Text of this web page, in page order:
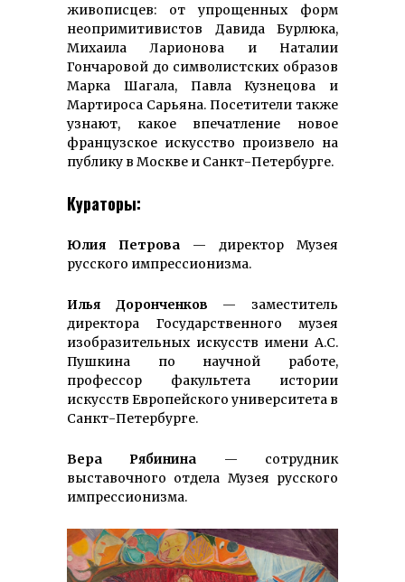
живописцев: от упрощенных форм
неопримитивистов Давида Бурлюка,
Михаила Ларионова и Наталии
Гончаровой до символистских образов
Марка Шагала, Павла Кузнецова и
Мартироса Сарьяна. Посетители также
узнают, какое впечатление новое
французское искусство произвело на
публику в Москве и Санкт-Петербурге.
Кураторы:
Юлия Петрова — директор Музея
русского импрессионизма.
Илья Доронченков — заместитель
директора Государственного музея
изобразительных искусств имени А.С.
Пушкина по научной работе,
профессор факультета истории
искусств Европейского университета в
Санкт-Петербурге.
Вера Рябинина — сотрудник
выставочного отдела Музея русского
импрессионизма.